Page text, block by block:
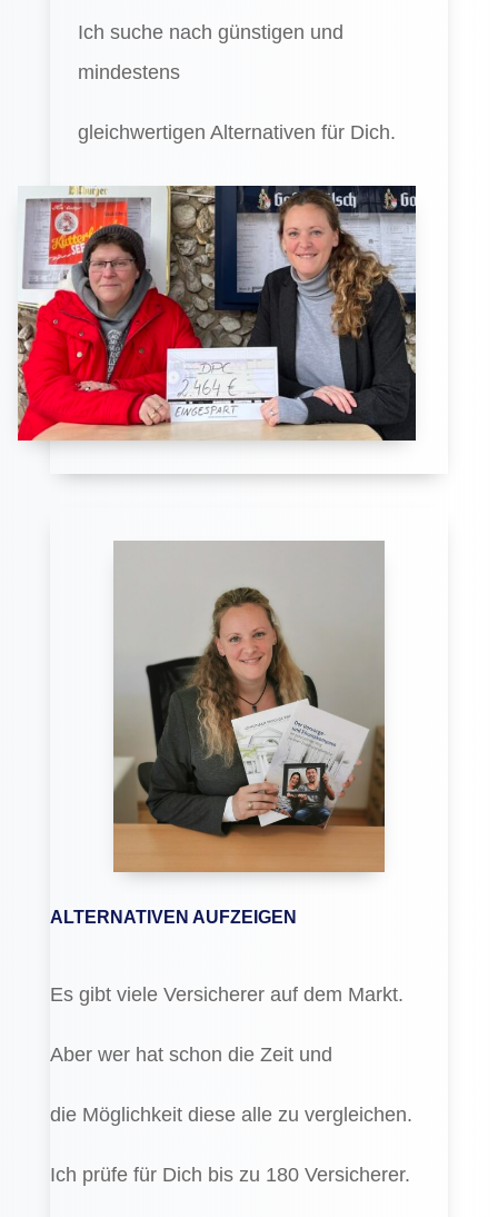
Ich suche nach günstigen und
mindestens
gleichwertigen Alternativen für Dich.
ALTERNATIVEN AUFZEIGEN
Es gibt viele Versicherer auf dem Markt.
Aber wer hat schon die Zeit und
die Möglichkeit diese alle zu vergleichen.
Ich prüfe für Dich bis zu 180 Versicherer.